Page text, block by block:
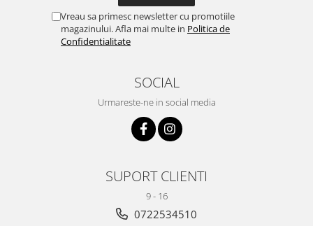
Vreau sa primesc newsletter cu promotiile
magazinului. Afla mai multe in Politica de
Confidentialitate
SOCIAL
Urmareste-ne in social media
SUPORT CLIENTI
9 - 16
0722534510